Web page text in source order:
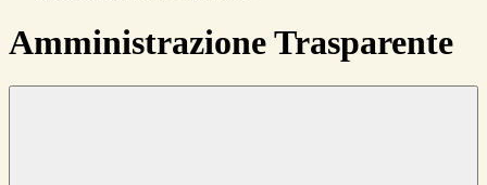
Amministrazione Trasparente